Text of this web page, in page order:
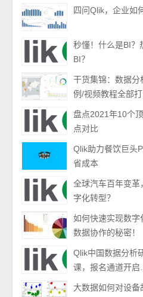
四问Qlik，企业如
秒懂！什么是BI？
BI？
干货集锦：数据
例/视频教程全部打
盘点2021年10个
点对比
Qlik助力餐饮巨头
省成本
全球汽车百年变
字化转型？
如何快速实现数字
数据协作的秘密！
Qlik中国数据分析
课，报名通道开
大数据如何对设